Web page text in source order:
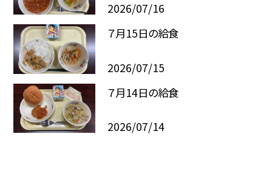
2026/07/16
７月15日の給食
2026/07/15
７月14日の給食
2026/07/14